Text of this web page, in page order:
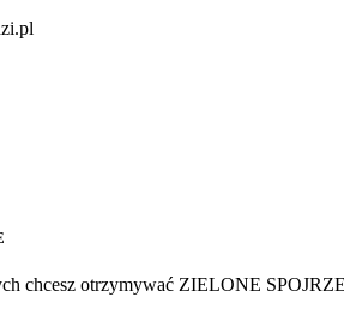
chcesz otrzymywać ZIELONE